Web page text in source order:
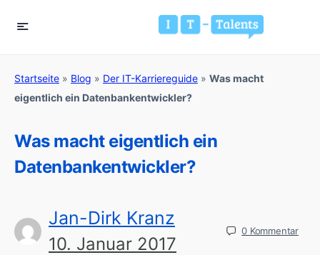
Startseite » Blog » Der IT-Karriereguide » Was macht
eigentlich ein Datenbankentwickler?
Was macht eigentlich ein
Datenbankentwickler?
Jan-Dirk Kranz
10. Januar 2017
0 Kommentar